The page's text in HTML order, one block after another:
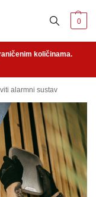
0
količinama.
alarmni sustav